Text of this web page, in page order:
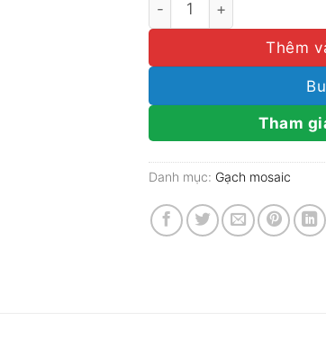
Thêm
Tham
Danh mục: Gạch mosaic